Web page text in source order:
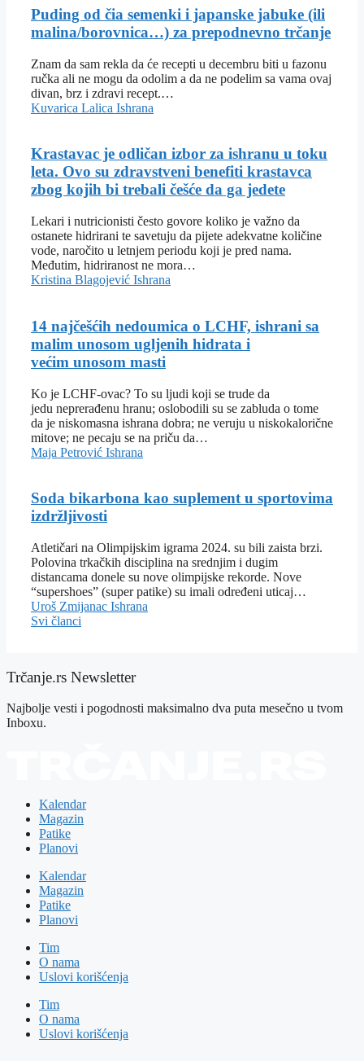
Puding od čia semenki i japanske jabuke (ili
malina/borovnica…) za prepodnevno trčanje
Znam da sam rekla da će recepti u decembru biti u fazonu
ručka ali ne mogu da odolim a da ne podelim sa vama ovaj
divan, brz i zdravi recept.…
Kuvarica Lalica Ishrana
Krastavac je odličan izbor za ishranu u toku
leta. Ovo su zdravstveni benefiti krastavca
zbog kojih bi trebali češće da ga jedete
Lekari i nutricionisti često govore koliko je važno da
ostanete hidrirani te savetuju da pijete adekvatne količine
vode, naročito u letnjem periodu koji je pred nama.
Međutim, hidriranost ne mora…
Kristina Blagojević Ishrana
14 najčešćih nedoumica o LCHF, ishrani sa
malim unosom ugljenih hidrata i
većim unosom masti
Ko je LCHF-ovac? To su ljudi koji se trude da
jedu neprerađenu hranu; oslobodili su se zabluda o tome
da je niskomasna ishrana dobra; ne veruju u niskokalorične
mitove; ne pecaju se na priču da…
Maja Petrović Ishrana
Soda bikarbona kao suplement u sportovima
izdržljivosti
Atletičari na Olimpijskim igrama 2024. su bili zaista brzi.
Polovina trkačkih disciplina na srednjim i dugim
distancama donele su nove olimpijske rekorde. Nove
“supershoes” (super patike) su imali određeni uticaj…
Uroš Zmijanac Ishrana
Svi članci
Trčanje.rs Newsletter
Najbolje vesti i pogodnosti maksimalno dva puta mesečno u tvom
Inboxu.
Kalendar
Magazin
Patike
Planovi
Kalendar
Magazin
Patike
Planovi
Tim
O nama
Uslovi korišćenja
Tim
O nama
Uslovi korišćenja